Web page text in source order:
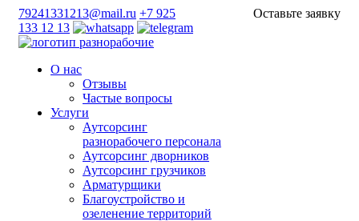
79241331213@mail.ru +7 925
133 12 13
Оставьте заявку
О нас
Отзывы
Частые вопросы
Услуги
Аутсорсинг
разнорабочего персонала
Аутсорсинг дворников
Аутсорсинг грузчиков
Арматурщики
Благоустройство и
озеленение территорий